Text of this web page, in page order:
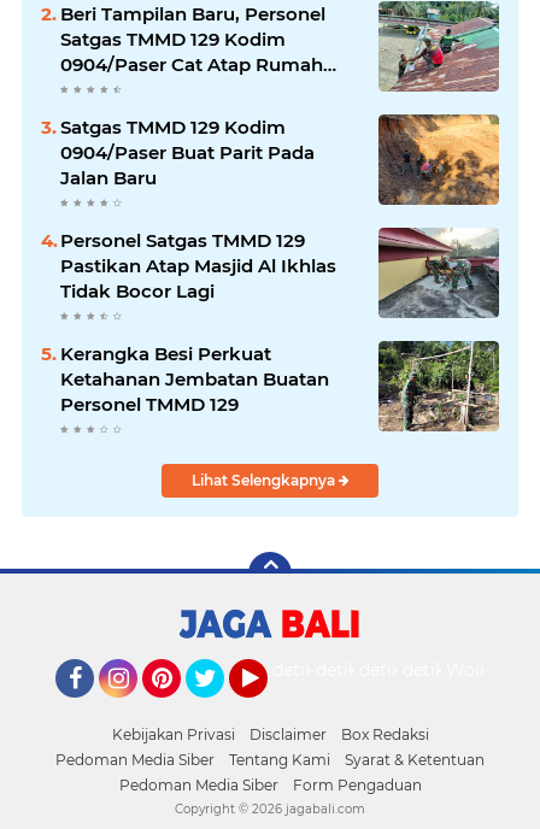
Beri Tampilan Baru, Personel
Satgas TMMD 129 Kodim
0904/Paser Cat Atap Rumah
Marbot
Satgas TMMD 129 Kodim
0904/Paser Buat Parit Pada
Jalan Baru
Personel Satgas TMMD 129
Pastikan Atap Masjid Al Ikhlas
Tidak Bocor Lagi
Kerangka Besi Perkuat
Ketahanan Jembatan Buatan
Personel TMMD 129
Lihat Selengkapnya
Kebijakan Privasi Disclaimer
Box Redaksi
Pedoman Media Siber
Tentang Kami
Syarat & Ketentuan
Pedoman Media Siber
Form Pengaduan
Copyright © 2026 jagabali.com